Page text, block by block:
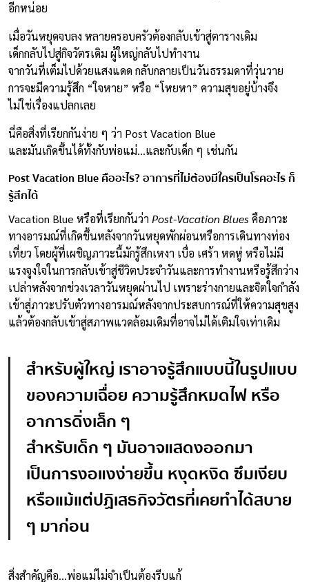
อีกหน่อย
เมื่อวันหยุดจบลง หลายครอบครัวต้องกลับเข้าสู่ตารางเดิม
เด็กกลับไปสู่กิจวัตรเดิม ผู้ใหญ่กลับไปทำงาน
จากวันที่เต็มไปด้วยแสงแดด กลับกลายเป็นวันธรรมดาที่วุ่นวาย
การจะมีความรู้สึก “ใจหาย” หรือ “โหยหา” ความสุขอยู่บ้างจึง
ไม่ใช่เรื่องแปลกเลย
นี่คือสิ่งที่เรียกกันง่าย ๆ ว่า Post Vacation Blue
และมันเกิดขึ้นได้ทั้งกับพ่อแม่…และกับเด็ก ๆ เช่นกัน
Post Vacation Blue คืออะไร?อาการที่ไม่ต้องมีใครเป็นโรคอะไร ก็
รู้สึกได้
Vacation Blue หรือที่เรียกกันว่า Post-Vacation Bluesคือภาวะ
ทางอารมณ์ที่เกิดขึ้นหลังจากวันหยุดพักผ่อนหรือการเดินทางท่อง
เที่ยว โดยผู้ที่เผชิญภาวะนี้มักรู้สึกเหงา เบื่อ เศร้า หดหู่ หรือไม่มี
แรงจูงใจในการกลับเข้าสู่ชีวิตประจำวันและการทำงานหรือรู้สึกว่าง
เปล่าหลังจากช่วงเวลาวันหยุดผ่านไป เพราะร่างกายและจิตใจกำลัง
เข้าสู่ภาวะปรับตัวทางอารมณ์หลังจากประสบการณ์ที่ให้ความสุขสูง
แล้วต้องกลับเข้าสู่สภาพแวดล้อมเดิมที่อาจไม่ได้เติมใจเท่าเดิม
สำหรับผู้ใหญ่ เราอาจรู้สึกแบบนี้ในรูปแบบ
ของความเฉื่อย ความรู้สึกหมดไฟ หรือ
อาการดิ่งเล็ก ๆ
สำหรับเด็ก ๆ มันอาจแสดงออกมา
เป็นการงอแงง่ายขึ้น หงุดหงิด ซึมเงียบ
หรือแม้แต่ปฏิเสธกิจวัตรที่เคยทำได้สบาย
ๆ มาก่อน
สิ่งสำคัญคือ…พ่อแม่ไม่จำเป็นต้องรีบแก้